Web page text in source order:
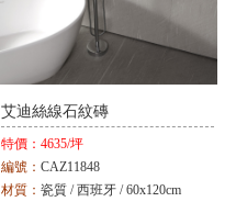
艾迪絲線石紋磚
特價： 4635/坪
編號： CAZ11848
材質： 瓷質 / 西班牙 / 60x120cm